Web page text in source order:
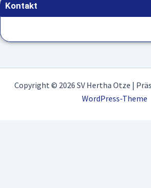
Kontakt
Copyright © 2026 SV Hertha Otze |
WordPress-Theme